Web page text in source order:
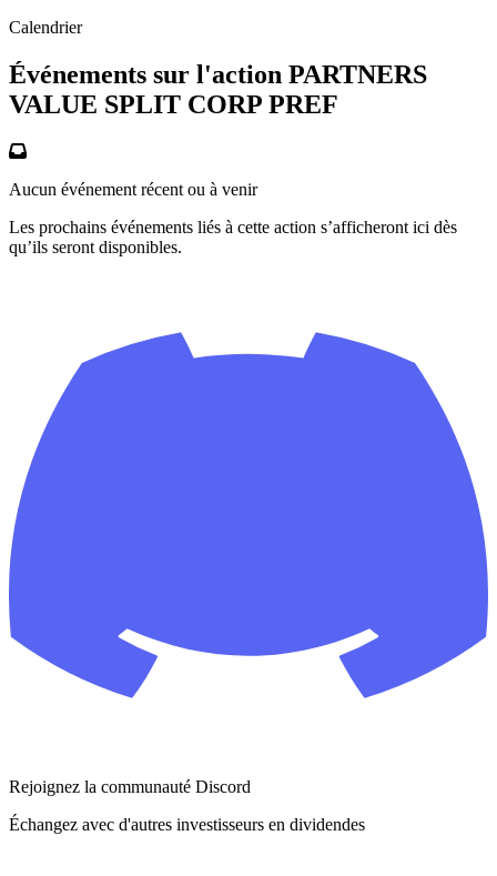
Calendrier
Événements sur l'action PARTNERS
VALUE SPLIT CORP PREF
Aucun événement récent ou à venir
Les prochains événements liés à cette action s’afficheront ici dès
qu’ils seront disponibles.
Rejoignez la communauté Discord
Échangez avec d'autres investisseurs en dividendes